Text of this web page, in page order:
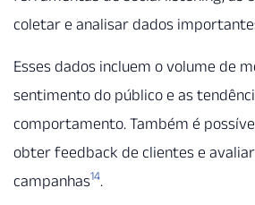
coletar e analisar dados
Esses dados incluem o volume de
sentimento do público e as
comportamento. Também é
obter feedback de clientes e
campanhas14.